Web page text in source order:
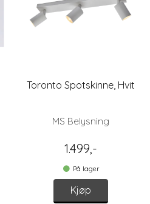
Toronto Spotskinne, Hvit
MS Belysning
1.499,-
På lager
Kjøp